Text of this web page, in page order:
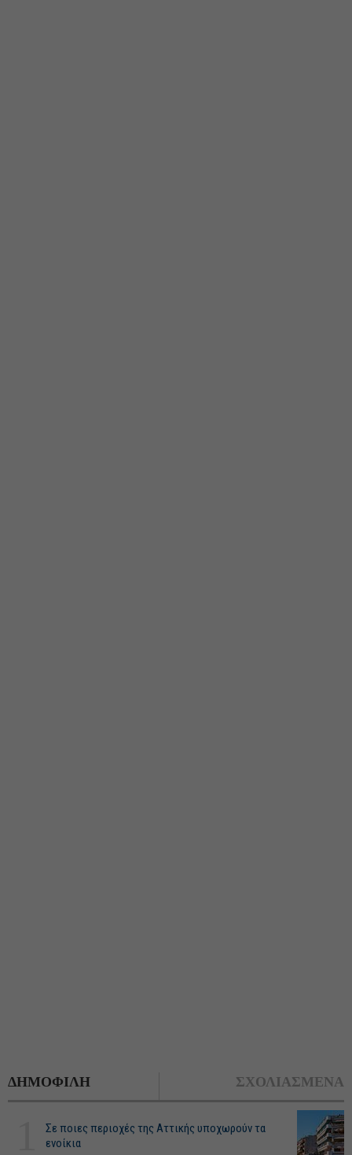
ΔΗΜΟΦΙΛΗ ΣΧΟΛΙΑΣΜΕΝΑ
Σε ποιες περιοχές της Αττικής υποχωρούν τα
ενοίκια